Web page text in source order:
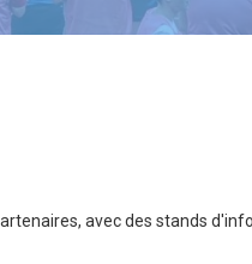
avec des stands